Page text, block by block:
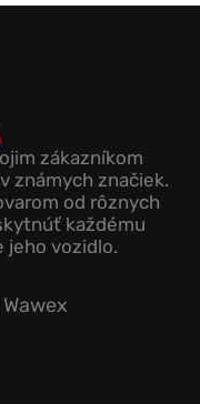
zákazníkom
známych značiek.
od rôznych
každému
jeho vozidlo.